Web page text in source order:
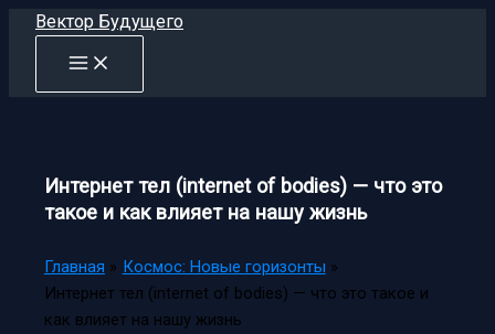
Перейти
содержимому
Вектор Будущего
Интернет тел (internet of bodies) — что это
такое и как влияет на нашу жизнь
Главная
Космос: Новые горизонты
Интернет тел (internet of bodies) — что это такое и
как влияет на нашу жизнь